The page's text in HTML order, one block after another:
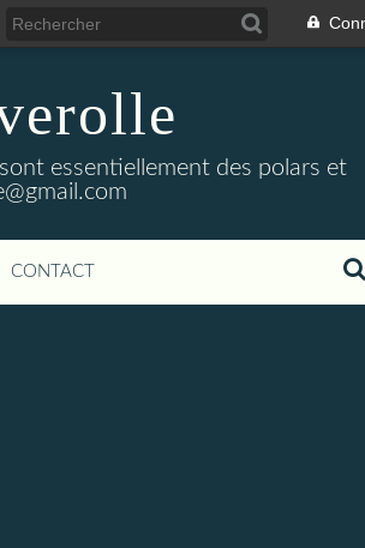
essentiellement des polars et
CONTACT